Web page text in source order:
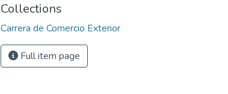
Collections
Carrera de Comercio Exterior
Full item page